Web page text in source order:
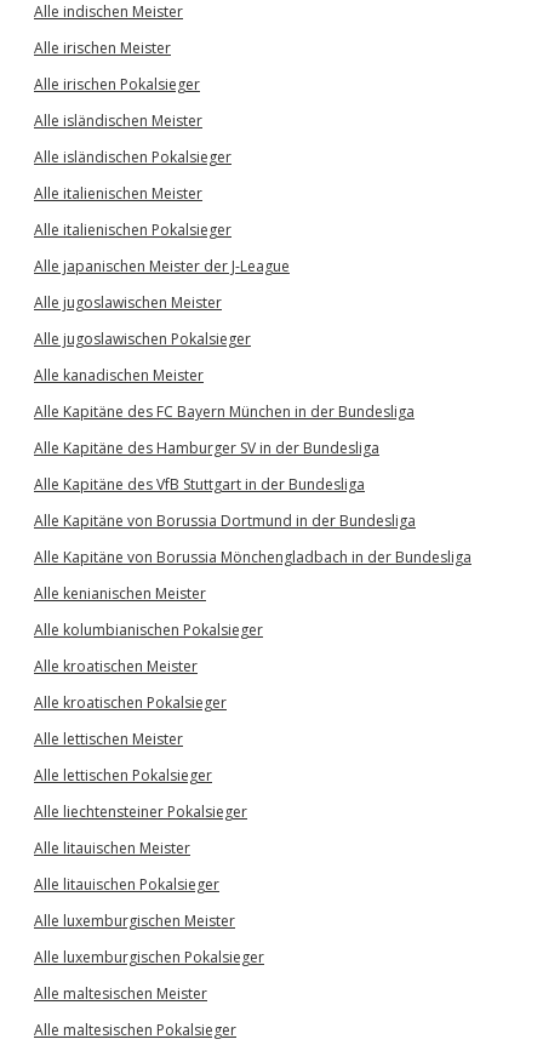
Alle indischen Meister
Alle irischen Meister
Alle irischen Pokalsieger
Alle isländischen Meister
Alle isländischen Pokalsieger
Alle italienischen Meister
Alle italienischen Pokalsieger
Alle japanischen Meister der J-League
Alle jugoslawischen Meister
Alle jugoslawischen Pokalsieger
Alle kanadischen Meister
Alle Kapitäne des FC Bayern München in der Bundesliga
Alle Kapitäne des Hamburger SV in der Bundesliga
Alle Kapitäne des VfB Stuttgart in der Bundesliga
Alle Kapitäne von Borussia Dortmund in der Bundesliga
Alle Kapitäne von Borussia Mönchengladbach in der Bundesliga
Alle kenianischen Meister
Alle kolumbianischen Pokalsieger
Alle kroatischen Meister
Alle kroatischen Pokalsieger
Alle lettischen Meister
Alle lettischen Pokalsieger
Alle liechtensteiner Pokalsieger
Alle litauischen Meister
Alle litauischen Pokalsieger
Alle luxemburgischen Meister
Alle luxemburgischen Pokalsieger
Alle maltesischen Meister
Alle maltesischen Pokalsieger